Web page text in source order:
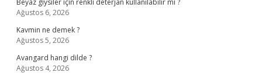
Beyaz giysiler için renkli deterjan kullanılabilir mi ?
Ağustos 6, 2026
Kavmin ne demek ?
Ağustos 5, 2026
Avangard hangi dilde ?
Ağustos 4, 2026